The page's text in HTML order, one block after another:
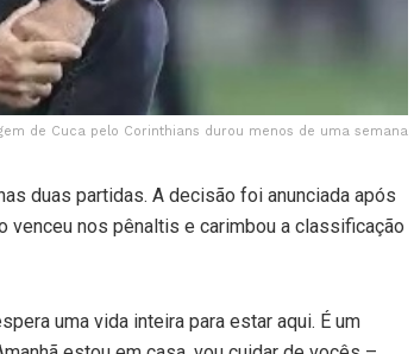
de Cuca pelo Corinthians durou menos de uma semana
duas partidas. A decisão foi anunciada após
venceu nos pênaltis e carimbou a classificação
uma vida inteira para estar aqui. É um